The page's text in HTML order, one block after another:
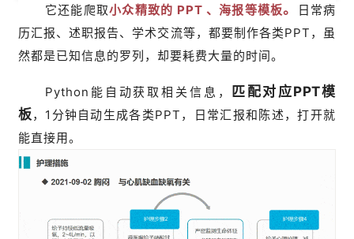
它还能爬取小众精致的 PPT 、海报等模板。
日常病
历汇报、述职报告、学术交流等，都要制作各类PPT，虽
然都是已知信息的罗列，却要耗费大量的时间。
Python能自动获取相关信息，
匹配对应PPT模
板，1分钟自动生成各类PPT，日常汇报和陈述，打开就
能直接用。